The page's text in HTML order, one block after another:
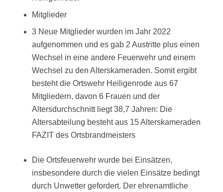
Mitglieder
3 Neue Mitglieder wurden im Jahr 2022
aufgenommen und es gab 2 Austritte plus einen
Wechsel in eine andere Feuerwehr und einem
Wechsel zu den Alterskameraden. Somit ergibt
besteht die Ortswehr Heiligenrode aus 67
Mitgliedern, davon 6 Frauen und der
Altersdurchschnitt liegt 38,7 Jahren: Die
Altersabteilung besteht aus 15 Alterskameraden
FAZIT des Ortsbrandmeisters
Die Ortsfeuerwehr wurde bei Einsätzen,
insbesondere durch die vielen Einsätze bedingt
durch Unwetter gefordert. Der ehrenamtliche